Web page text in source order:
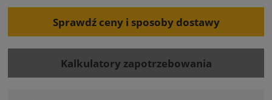
Sprawdź ceny i sposoby dostawy
Kalkulatory zapotrzebowania